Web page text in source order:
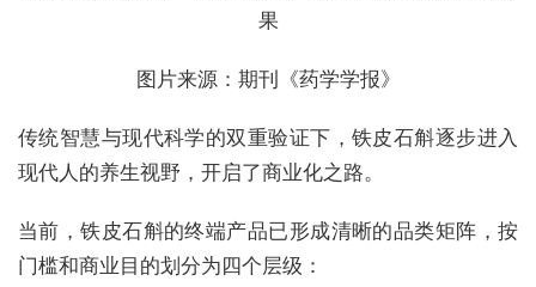
果
图片来源：期刊《药学学报》
传统智慧与现代科学的双重验证下，铁皮石斛逐步进入
现代人的养生视野，开启了商业化之路。
当前，铁皮石斛的终端产品已形成清晰的品类矩阵，按
门槛和商业目的划分为四个层级：